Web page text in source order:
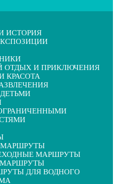
ИСТОРИЯ
ОТДЫХ И ПРИКЛЮЧЕНИЯ
КРАСОТА
МАРШРУТЫ
ДЛЯ ВОДНОГО